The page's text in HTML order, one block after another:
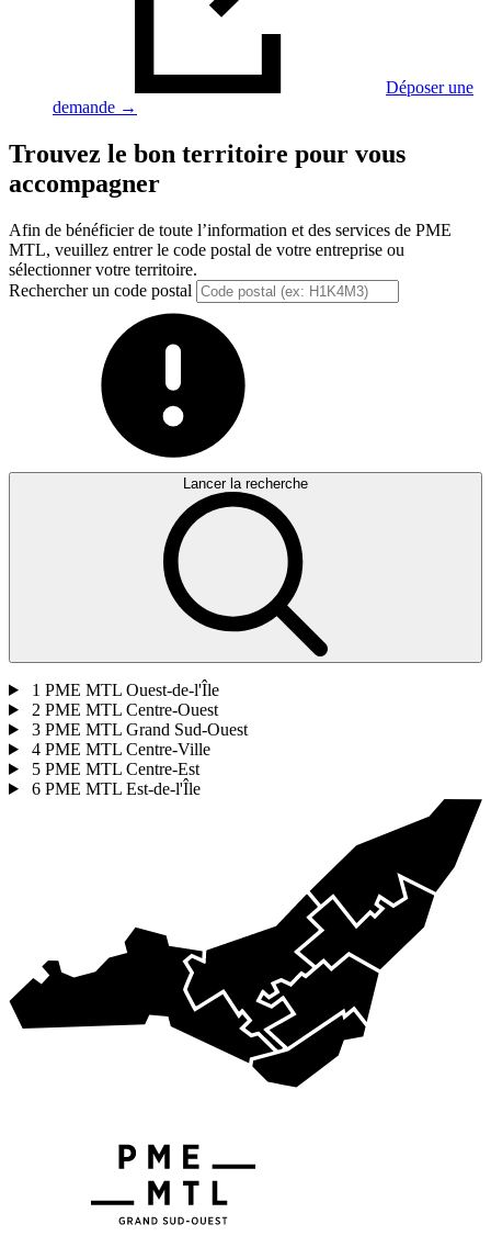
Déposer une
demande →
Trouvez le bon territoire pour vous
accompagner
Afin de bénéficier de toute l’information et des services de PME
MTL, veuillez entrer le code postal de votre entreprise ou
sélectionner votre territoire.
Rechercher un code postal
Lancer la recherche
1 PME MTL Ouest-de-l'Île
2 PME MTL Centre-Ouest
3 PME MTL Grand Sud-Ouest
4 PME MTL Centre-Ville
5 PME MTL Centre-Est
6 PME MTL Est-de-l'Île